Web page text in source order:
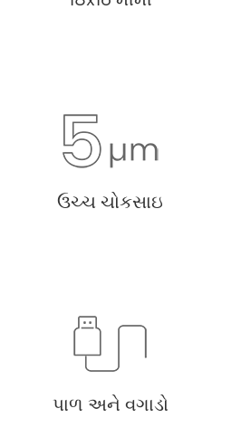
ઉચ્ચ ચોકસાઇ
પાળ અને વગાડો